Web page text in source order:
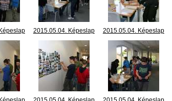
(Vas
2015.05.04. Képeslap
felrakás Rozgonyi
iskola 7.B osztály (Vas
megye) IMG_4897.JPG
2015.05.04. Képeslap
felrakás Rozgonyi
iskola 7.B osztály (Vas
megye) IMG_4899.JPG